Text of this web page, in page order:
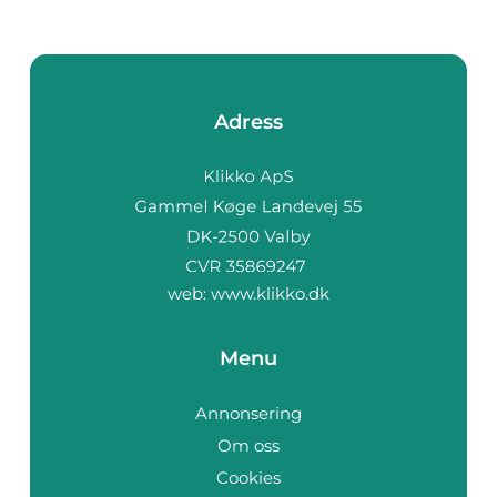
Adress
web: www.klikko.dk
Menu
Annonsering
Om oss
Cookies